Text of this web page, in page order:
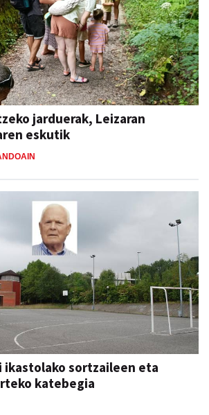
jarduerak, Leizaran
eskutik
ikastolako sortzaileen eta
katebegia